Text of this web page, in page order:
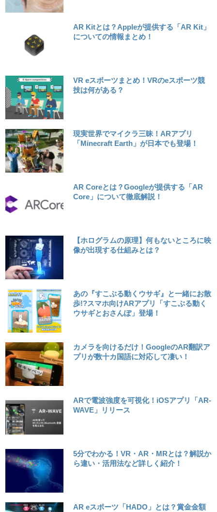
AR Kitとは？Appleが提供する「AR Kit」
についての情報まとめ！
VR eスポーツまとめ！VRのeスポーツ競
技は何がある？
現実世界でマイクラ三昧！ARアプリ
「Minecraft Earth」が日本でも登場！
AR Coreとは？Googleが提供する「AR
Core」について徹底解説！
【ホログラムの原理】何もないところに映
像が出現する仕組みとは？
あの『すこぶる動くウサギ』と一緒にお散
歩!?スマホ向けARアプリ「すこぶる動く
ウサギとおさんぽ」登場！
カメラを向けるだけ！GoogleのAR翻訳ア
プリが数十カ国語に対応して凄い！
ARで電波強度を可視化！iOSアプリ「AR-
WAVE」リリース
5分でわかる！VR・AR・MRとは？解説か
ら違い・活用法など詳しく紹介！
AR eスポーツ「HADO」とは？賞金金額